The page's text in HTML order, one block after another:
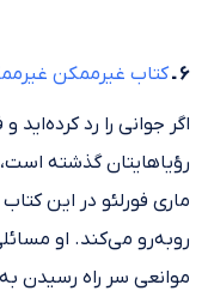
۶ ـ کتاب غیرممکن
اگر جوانی را رد
رؤیاهایتان گذشته
ماری فورلئو در این
روبه‌رو می‌کند. او
موانعی سر راه رسیدن